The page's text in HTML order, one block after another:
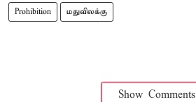
Prohibition மதுவிலக்கு
Show Comments